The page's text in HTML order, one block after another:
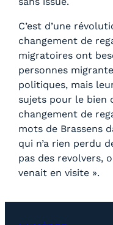
C’est d’une
changement de
migratoires ont
personnes
politiques, mais
sujets pour le bien
changement de
mots de Brassens
qui n’a rien perdu
pas des revolvers,
venait en visite ».